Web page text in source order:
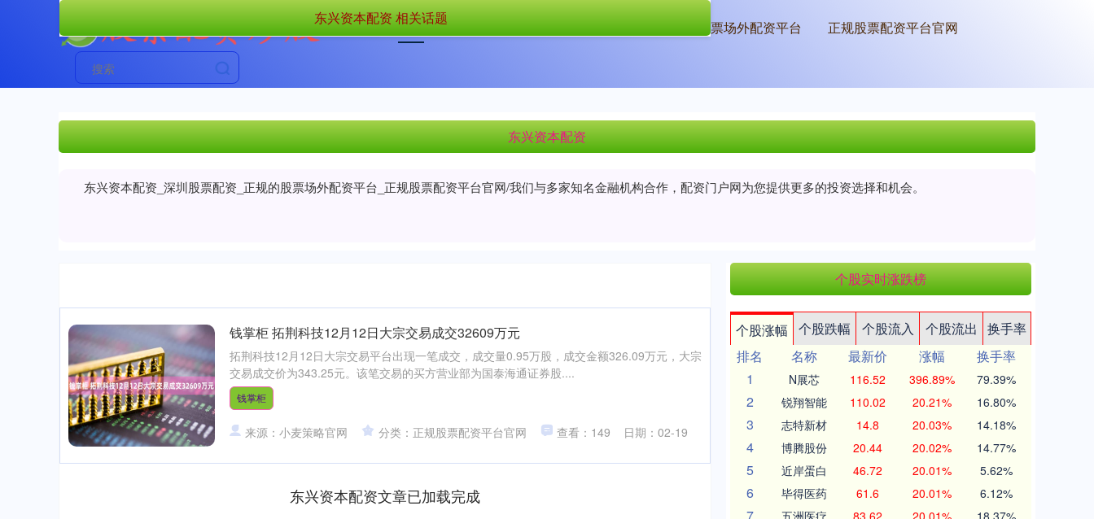
首页 东兴资本配资 深圳股票配资 正规的股票场外配资平台 正规股票配资平台官网
东兴资本配资
东兴资本配资_深圳股票配资_正规的股票场外配资平台_正规股票配资平台官网/我们与多家知名金融机构合作，配资门户网为您提供更多的投资选择和机会。
东兴资本配资 相关话题
钱掌柜 拓荆科技12月12日大宗交易成交32609万元
拓荆科技12月12日大宗交易平台出现一笔成交，成交量0.95万股，成交金额326.09万元，大宗
交易成交价为343.25元。该笔交易的买方营业部为国泰海通证券股....
钱掌柜
来源：小麦策略官网 分类：正规股票配资平台官网 查看：149 日期：02-19
东兴资本配资文章已加载完成
个股实时涨跌榜
个股涨幅 个股跌幅 个股流入 个股流出
换手率
排名
名称 最新价 涨幅
换手率
1
N展芯 116.52 396.89% 79.39%
2 锐翔智能 110.02 20.21% 16.80%
3 志特新材 14.8 20.03% 14.18%
4 博腾股份 20.44 20.02% 14.77%
5 近岸蛋白 46.72 20.01% 5.62%
6 毕得医药 61.6 20.01% 6.12%
五洲医疗 83.62 20.01% 18.37%